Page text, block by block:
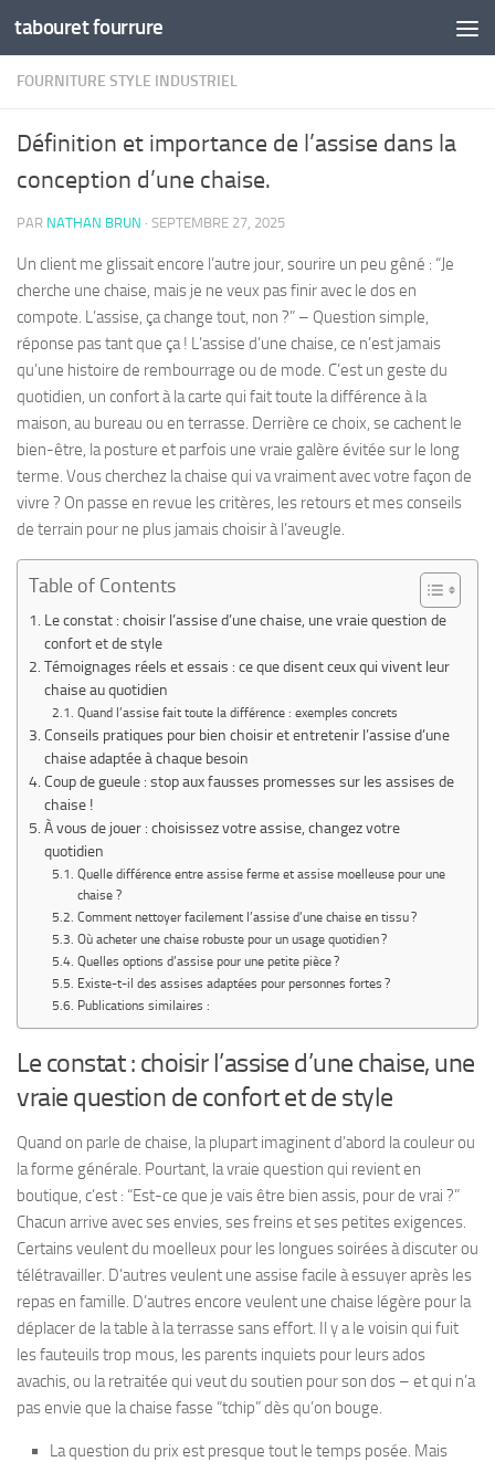
Skip to content
tabouret fourrure
FOURNITURE STYLE INDUSTRIEL
Définition et importance de l’assise dans la
conception d’une chaise.
PAR NATHAN BRUN · SEPTEMBRE 27, 2025
Un client me glissait encore l’autre jour, sourire un peu gêné : “Je
cherche une chaise, mais je ne veux pas finir avec le dos en
compote. L’assise, ça change tout, non ?” – Question simple,
réponse pas tant que ça ! L’assise d’une chaise, ce n’est jamais
qu’une histoire de rembourrage ou de mode. C’est un geste du
quotidien, un confort à la carte qui fait toute la différence à la
maison, au bureau ou en terrasse. Derrière ce choix, se cachent le
bien-être, la posture et parfois une vraie galère évitée sur le long
terme. Vous cherchez la chaise qui va vraiment avec votre façon de
vivre ? On passe en revue les critères, les retours et mes conseils
de terrain pour ne plus jamais choisir à l’aveugle.
Table of Contents
Le constat : choisir l’assise d’une chaise, une vraie question de
confort et de style
Témoignages réels et essais : ce que disent ceux qui vivent leur
chaise au quotidien
Quand l’assise fait toute la différence : exemples concrets
Conseils pratiques pour bien choisir et entretenir l’assise d’une
chaise adaptée à chaque besoin
Coup de gueule : stop aux fausses promesses sur les assises de
chaise !
À vous de jouer : choisissez votre assise, changez votre
quotidien
Quelle différence entre assise ferme et assise moelleuse pour une
chaise ?
Comment nettoyer facilement l’assise d’une chaise en tissu ?
Où acheter une chaise robuste pour un usage quotidien ?
Quelles options d’assise pour une petite pièce ?
Existe-t-il des assises adaptées pour personnes fortes ?
Publications similaires :
Le constat : choisir l’assise d’une chaise, une
vraie question de confort et de style
Quand on parle de chaise, la plupart imaginent d’abord la couleur ou
la forme générale. Pourtant, la vraie question qui revient en
boutique, c’est : “Est-ce que je vais être bien assis, pour de vrai ?”
Chacun arrive avec ses envies, ses freins et ses petites exigences.
Certains veulent du moelleux pour les longues soirées à discuter ou
télétravailler. D’autres veulent une assise facile à essuyer après les
repas en famille. D’autres encore veulent une chaise légère pour la
déplacer de la table à la terrasse sans effort. Il y a le voisin qui fuit
les fauteuils trop mous, les parents inquiets pour leurs ados
avachis, ou la retraitée qui veut du soutien pour son dos – et qui n’a
pas envie que la chaise fasse “tchip” dès qu’on bouge.
La question du prix est presque tout le temps posée. Mais